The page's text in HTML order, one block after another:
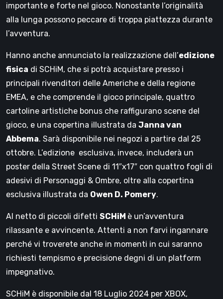
importante e forte nel gioco. Nonostante l’originalità
alla lunga possono peccare di troppa piattezza durante
l’avventura.
Hanno anche annunciato la realizzazione dell’edizione
fisica di SCHiM, che si potrà acquistare presso i
principali rivenditori delle Americhe e della regione
EMEA, e che comprende il gioco principale, quattro
cartoline artistiche bonus che raffigurano scene del
gioco, e una copertina illustrata da Janna van
Abbema. Sarà disponibile nei negozi a partire dal 25
ottobre. L’edizione esclusiva, invece, includerà un
poster della Street Scene di 11″x17″ con quattro fogli di
adesivi di Personaggi & Ombre, oltre alla copertina
esclusiva illustrata da Owen D. Pomery.
Al netto di piccoli difetti SCHiM è un’avventura
rilassante e avvincente. Attenti a non farvi ingannare
perché vi troverete anche in momenti in cui saranno
richiesti tempismo e precisione degni di un platform
impegnativo.
SCHiM è disponibile dal 18 Luglio 2024 per XBOX,